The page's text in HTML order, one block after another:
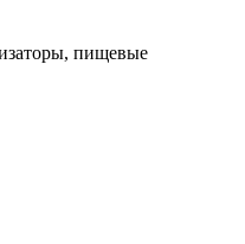
пищевые